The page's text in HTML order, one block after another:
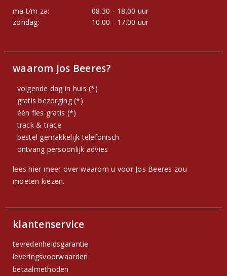
ma t/m za:
08.30 - 18.00 uur
zondag:
10.00 - 17.00 uur
waarom Jos Beeres?
volgende dag in huis (*)
gratis bezorging (*)
één fles gratis (*)
track & trace
bestel gemakkelijk telefonisch
ontvang persoonlijk advies
lees hier meer over waarom u voor Jos Beeres zou
moeten kiezen.
klantenservice
tevredenheidsgarantie
leveringsvoorwaarden
betaalmethoden